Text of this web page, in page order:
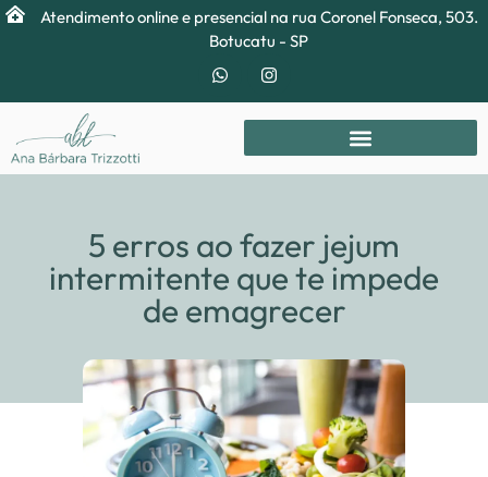
Atendimento online e presencial na rua Coronel Fonseca, 503.
Botucatu - SP
5 erros ao fazer jejum
intermitente que te impede
de emagrecer